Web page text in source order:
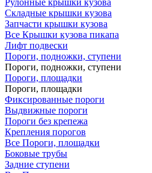
Рулонные крышки кузова
Складные крышки кузова
Запчасти крышки кузова
Все Крышки кузова пикапа
Лифт подвески
Пороги, подножки, ступени
Пороги, подножки, ступени
Пороги, площадки
Пороги, площадки
Фиксированные пороги
Выдвижные пороги
Пороги без крепежа
Крепления порогов
Все Пороги, площадки
Боковые трубы
Задние ступени